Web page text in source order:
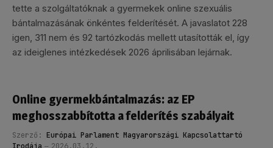
tette a szolgáltatóknak a gyermekek online szexuális
bántalmazásának önkéntes felderítését. A javaslatot 228
igen, 311 nem és 92 tartózkodás mellett utasították el, így
az ideiglenes intézkedések 2026 áprilisában lejárnak.
Online gyermekbántalmazás: az EP
meghosszabbította a felderítés szabályait
Szerző: Európai Parlament Magyarországi Kapcsolattartó